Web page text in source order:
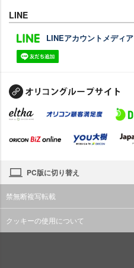
LINE
LINEアカウントメディア
PC版に切り替え
禁無断複写転載
クッキーの使用について